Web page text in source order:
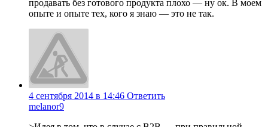
продавать без готового продукта плохо — ну ок. В моем
опыте и опыте тех, кого я знаю — это не так.
4 сентября 2014 в 14:46 Ответить
melanor9